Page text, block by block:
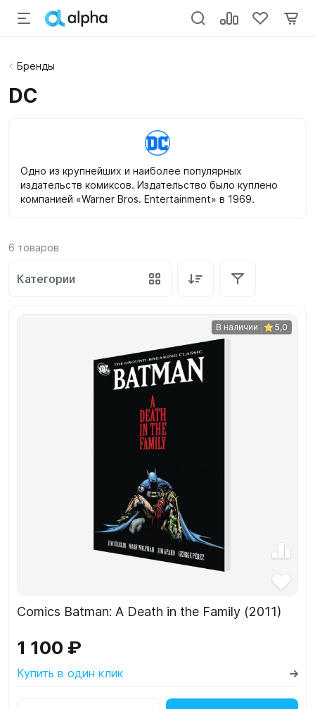
Бренды
DC
Одно из крупнейших и наиболее популярных
издательств комиксов. Издательство было куплено
компанией «Warner Bros. Entertainment» в 1969.
6 товаров
Категории
В наличии 5,0
Comics Batman: A Death in the Family (2011)
1 100 ₽
Купить в один клик